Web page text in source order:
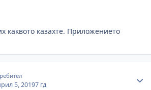
каквото казахте. Приложението
5, 20197 гд